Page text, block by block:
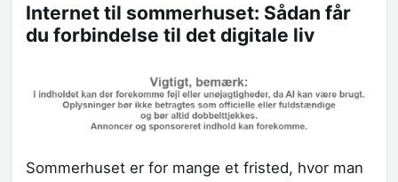
Internet til sommerhuset: Sådan får
du forbindelse til det digitale liv
Sommerhuset er for mange et fristed, hvor man